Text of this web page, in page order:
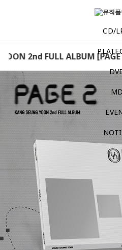
CD/
MD
2nd FULL ALBUM